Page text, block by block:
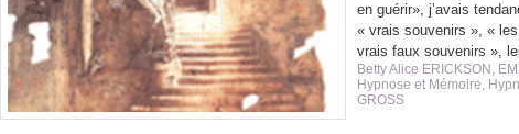
en guérir», j’avais
« vrais souvenirs », «
vrais faux souvenirs »,
Betty Alice ERICKSON ,
Hypnose et Mémoire,
GROSS